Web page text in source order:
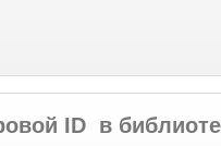
ID в